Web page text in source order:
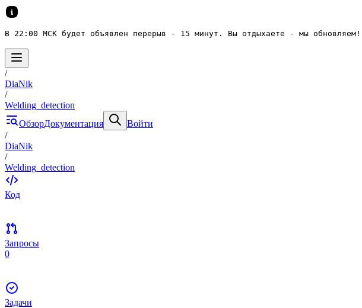
В 22:00 МСК будет объявлен перерыв - 15 минут. Вы отдыхаете - мы обновляем!
/
DiaNik
/
Welding_detection
ОбзорДокументация
Войти
/
DiaNik
/
Welding_detection
Код
Запросы
0
Задачи